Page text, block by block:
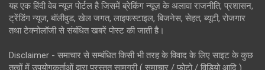
यह एक हिंदी वेब न्यूज़ पोर्टल है जिसमें ब्रेकिंग न्यूज़ के अलावा राजनीति, प्रशासन,
ट्रेंडिंग न्यूज, बॉलीवुड, खेल जगत, लाइफस्टाइल, बिजनेस, सेहत, ब्यूटी, रोजगार
तथा टेक्नोलॉजी से संबंधित खबरें पोस्ट की जाती है।
Disclaimer - समाचार से सम्बंधित किसी भी तरह के विवाद के लिए साइट के कुछ